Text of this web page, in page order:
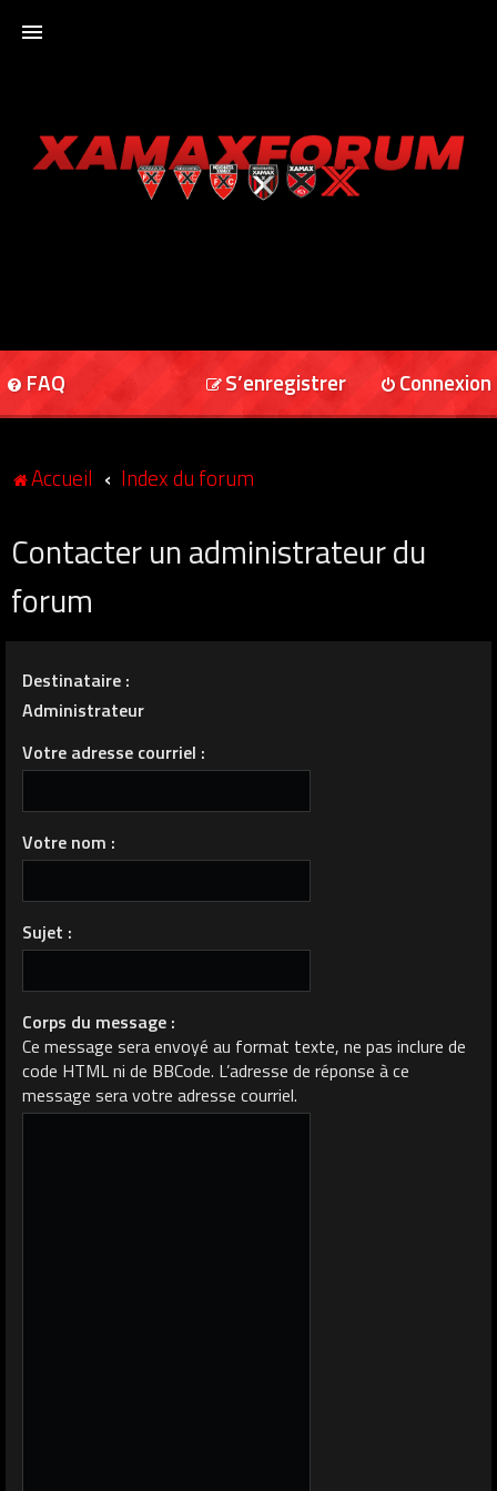
XAMAXFORUM
FAQ Connexion
S’enregistrer
Accueil Index du forum
Contacter un administrateur du
forum
Destinataire :
Administrateur
Votre adresse courriel :
Votre nom :
Sujet :
Corps du message :
Ce message sera envoyé au format texte, ne pas inclure de
code HTML ni de BBCode. L’adresse de réponse à ce
message sera votre adresse courriel.